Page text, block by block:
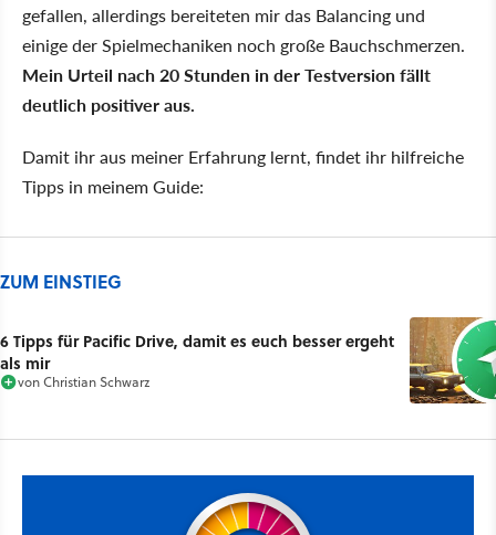
gefallen, allerdings bereiteten mir das Balancing und
einige der Spielmechaniken noch große Bauchschmerzen.
Mein Urteil nach 20 Stunden in der Testversion fällt
deutlich positiver aus.
Damit ihr aus meiner Erfahrung lernt, findet ihr hilfreiche
Tipps in meinem Guide:
ZUM EINSTIEG
6 Tipps für Pacific Drive, damit es euch besser ergeht
als mir
vonChristian Schwarz